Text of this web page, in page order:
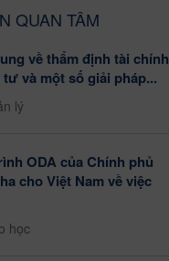
QUAN TÂM
về thẩm định tài chính
và một số giải pháp...
lý
ODA của Chính phủ
cho Việt Nam về việc
học